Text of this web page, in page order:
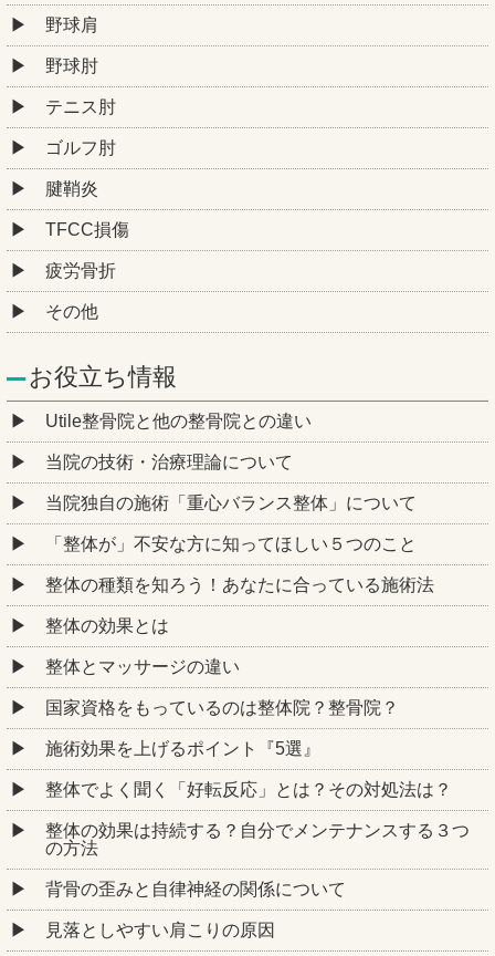
野球肩
野球肘
テニス肘
ゴルフ肘
腱鞘炎
TFCC損傷
疲労骨折
その他
お役立ち情報
Utile整骨院と他の整骨院との違い
当院の技術・治療理論について
当院独自の施術「重心バランス整体」について
「整体が」不安な方に知ってほしい５つのこと
整体の種類を知ろう！あなたに合っている施術法
整体の効果とは
整体とマッサージの違い
国家資格をもっているのは整体院？整骨院？
施術効果を上げるポイント『5選』
整体でよく聞く「好転反応」とは？その対処法は？
整体の効果は持続する？自分でメンテナンスする３つ
の方法
背骨の歪みと自律神経の関係について
見落としやすい肩こりの原因